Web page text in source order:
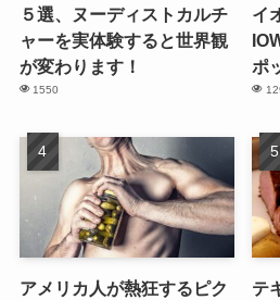
５選、ヌーディストカルチ
ャーを実体験すると世界観
が変わります！
1550
イ
ポ
アメリカ人が熱狂するピク
テ